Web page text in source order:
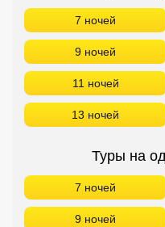
7 ночей
9 ночей
11 ночей
13 ночей
Туры на
7 ночей
9 ночей